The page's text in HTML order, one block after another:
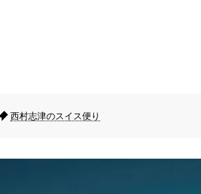
西村志津のスイス便り